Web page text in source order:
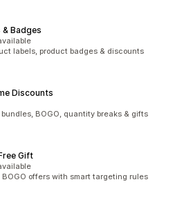
Badges
labels, product badges & discounts
Discounts
BOGO, quantity breaks & gifts
Gift
offers with smart targeting rules